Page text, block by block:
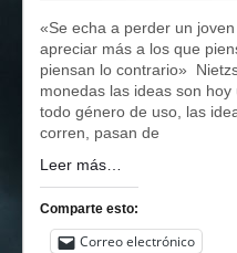
«Se echa a perder un
apreciar más a los que
piensan lo contrario»
monedas las ideas son
todo género de uso, las
corren, pasan de
Leer más…
Comparte esto:
Correo electrónico